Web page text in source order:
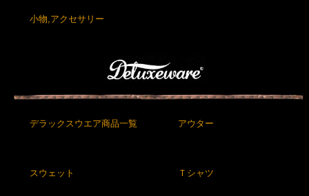
小物,アクセサリー
デラックスウエア商品一覧 アウター
スウェット Ｔシャツ